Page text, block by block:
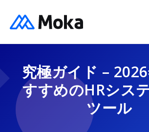
究極ガイド –
すすめのHRシス
ツール